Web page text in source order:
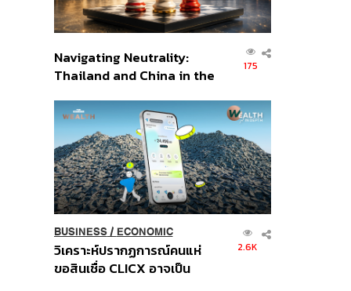
Navigating Neutrality:
Thailand and China in the
Order
175
BUSINESS/ ECONOMIC
วิเคราะห์ปรากฏการณ์คนแห่
ขอสินเชื่อ CLICX อาจเป็น
2.6K